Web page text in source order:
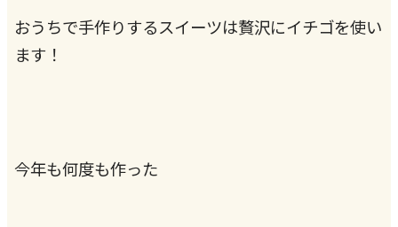
おうちで手作りするスイーツは贅沢にイチゴを使い
ます！
今年も何度も作った